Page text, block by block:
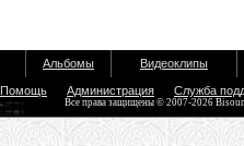
Альбомы Видеоклипы
Помощь Администрация Служба
Все права защищены © 2007-2026